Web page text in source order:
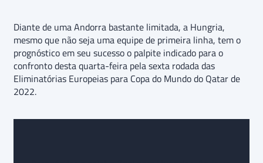
Diante de uma Andorra bastante limitada, a Hungria,
mesmo que não seja uma equipe de primeira linha, tem o
prognóstico em seu sucesso o palpite indicado para o
confronto desta quarta-feira pela sexta rodada das
Eliminatórias Europeias para Copa do Mundo do Qatar de
2022.